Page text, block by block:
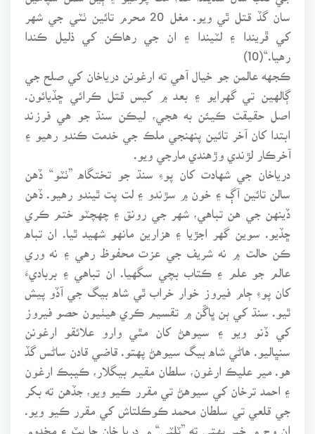
سان گڏ قتل ٿي ويو. مغل 20 محرم تائين ٺٽي جي شهر
کي ڦريندا ۽ لٽيندا ۽ ان جي رهاڪن کي ذليل ڪندا
رهيا.“(10)
ڪجهه عالمن جو خيال آهي ته ارغونن درياخان کي صلح جي
ڳالهين تي گهرايو ۽ بعد ۾ کيس قتل ڪرائي ڇڏيائون.
اصل حقيقت ڪيئن به هجي، ليڪن سنڌ جو هي فرزند
ابتدا کان آخر تائين پنهنجي ملڪ جي خدمت ڪندو رهيو ۽
آخرڪار لڙندي وڙهندي مارجي ويو.
درياخان جي شهادت کان پوءِ سنڌ جو تختگاه ”ٺٽو“ ڏهن
سالن تائين آڳ ۽ خون ۾ سڙندو ۽ لت پت ٿيندو رهيو. ڏهن
ڏينهن جي هن تباهي، شهر جي رونق ۽ چهچٽو ختم ڪري
ڇڏيو. سوين گهر اجڙيا ۽ هزارين مانهو شهيد ٿيا. ان تباه
ڪن حالت ۾ نه شريف جي عزت محفوظ رهي ۽ نه وري
عالم جو علم ۽ ڪتاب بچي سگهيا. ان تباهي ۽ برباديءَ
کان پوءِ ڄام فيروز خوار خراب ٿي شاه بيگ جي آڏو پيش
ٿيو. سنڌ کي ٻن ڀاڱن ۾ تقسيم ڪري هيٺيون حصو فيروز
کي ڏنو ويو ۽ سيوهڻ کان مٿي وارو علائقو ارغونن
سنڀاليو. هاڻي شاه بيگ سيوهڻ پهتو. قاضي قادن ساڻس گڏ
هو. مير عليڪ ارغون، سلطان مقيم بيگلار، ڪيبڪ ارغون
۽ احمد ترخان کي سيوهڻ تي مقرر ڪيو ويو، جڏهن ته بکر
جي قلعي تي سلطان محمد ڪوڪلتاش کي مقرر ڪيو ويو.
ان وچ ۾ خبر پهتي ته ”ٽلٽي“ ۾ دريا خان جا پٽ ۽ مخدوم